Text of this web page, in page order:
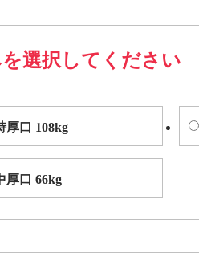
選択してください
厚口 108kg
厚口 66kg